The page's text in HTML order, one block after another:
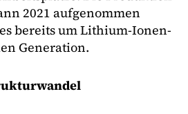
2021 aufgenommen
bereits um Lithium-Ionen-
Generation.